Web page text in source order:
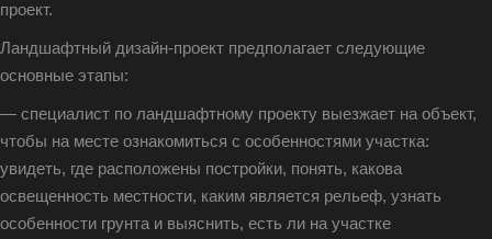
проект.
Ландшафтный дизайн-проект предполагает следующие
основные этапы:
— специалист по ландшафтному проекту выезжает на объект,
чтобы на месте ознакомиться с особенностями участка:
увидеть, где расположены постройки, понять, какова
освещенность местности, каким является рельеф, узнать
особенности грунта и выяснить, есть ли на участке